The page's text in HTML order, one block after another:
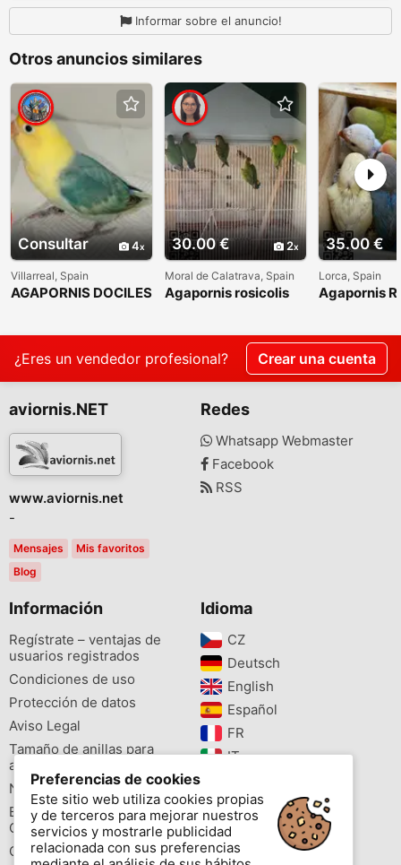
Informar sobre el anuncio!
Otros anuncios similares
Consultar 4
Villarreal, Spain
AGAPORNIS DOCILES
SEXADAS POR ADN
30.00 € 2
Moral de Calatrava, Spain
Agapornis rosicolis
35.00 €
Lorca, Spain
Agapornis
Papilleros
¿Eres un vendedor profesional? Crear una cuenta
aviornis.NET
www.aviornis.net
-
Mensajes
Mis favoritos
Blog
Redes
Whatsapp Webmaster
Facebook
RSS
Información
Regístrate – ventajas de
usuarios registrados
Condiciones de uso
Protección de datos
Aviso Legal
Tamaño de anillas para
aves
Newsletter
Buscador de especies
Cites
Colores de las anillas
Idioma
CZ‎
Deutsch‎
English‎
Español‎
FR‎
IT‎
PL‎
PT‎
Preferencias de cookies
Este sitio web utiliza cookies propias
y de terceros para mejorar nuestros
servicios y mostrarle publicidad
relacionada con sus preferencias